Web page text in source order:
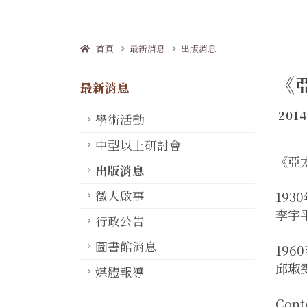
首頁 最新消息 出版消息
最新消息
學術活動
中型以上研討會
出版消息
徵人啟事
行政公告
圖書館消息
媒體報導
《
李宇
邱琡